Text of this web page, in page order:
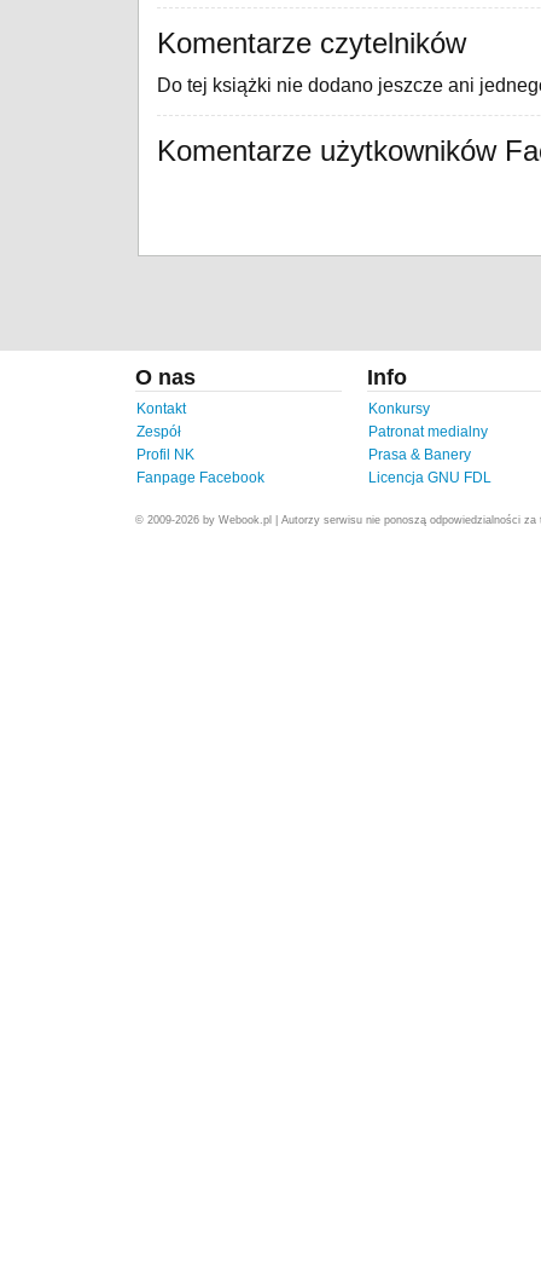
Komentarze czytelników
Do tej książki nie dodano jeszcze ani
Komentarze użytkowników
O nas
Kontakt
Zespół
Profil NK
Fanpage Facebook
Info
Konkursy
Patronat medialny
Prasa & Banery
Licencja GNU FDL
© 2009-2026 by Webook.pl | Autorzy serwisu nie ponoszą odpowiedzialności